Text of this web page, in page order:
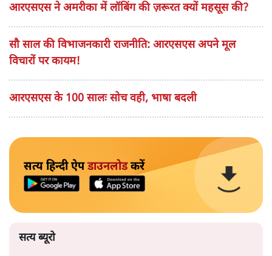
आरएसएस ने अमरीका में लॉबिंग की ज़रूरत क्यों महसूस की?
सौ साल की विभाजनकारी राजनीति: आरएसएस अपने मूल
विचारों पर कायम!
आरएसएस के 100 सालः सोच वही, भाषा बदली
सत्य हिन्दी ऐपडाउनलोडकरें
सत्य ब्यूरो